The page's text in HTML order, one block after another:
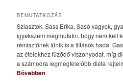
BEMUTATKOZÁS
Sziasztok, Sass Erika, Sasó vagyok,
igyekszem megmutatni, hogy nem kell
rémisztőnek tűnik is a tiltások hada.
az ételekhez fűződő viszonyodat, míg
a számodra legmegfelelőbb diéta
Bővebben